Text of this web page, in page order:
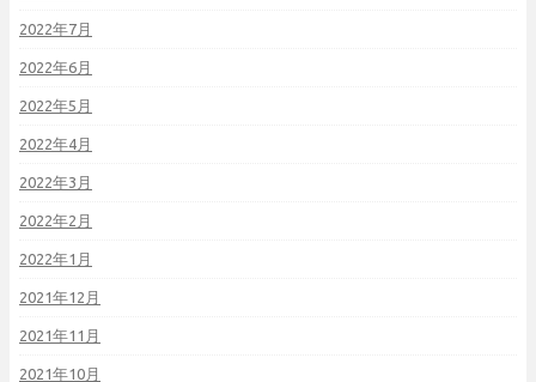
2022年7月
2022年6月
2022年5月
2022年4月
2022年3月
2022年2月
2022年1月
2021年12月
2021年11月
2021年10月